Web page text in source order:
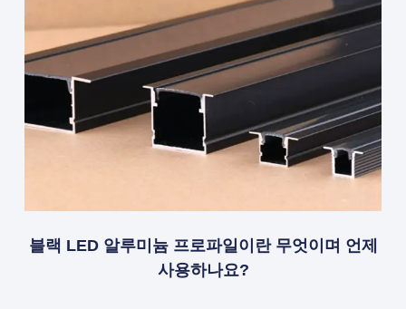
블랙 LED 알루미늄 프로파일이란 무엇이며 언제
사용하나요?